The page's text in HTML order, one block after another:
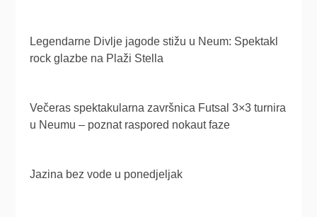
Legendarne Divlje jagode stižu u Neum: Spektakl
rock glazbe na Plaži Stella
Večeras spektakularna završnica Futsal 3×3 turnira
u Neumu – poznat raspored nokaut faze
Jazina bez vode u ponedjeljak